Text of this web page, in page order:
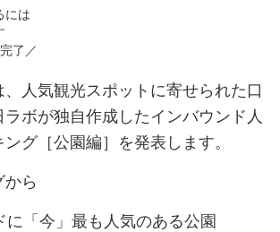
には
了／
人気観光スポットに寄せられた口
ボが独自作成したインバウンド人
グ［公園編］を発表します。
ら
に「今」最も人気のある公園